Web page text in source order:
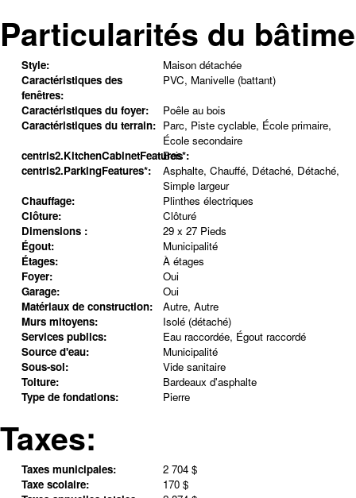
Particularités du
Style:
Maison détachée
Caractéristiques des
fenêtres:
PVC, Manivelle (battant)
Caractéristiques du foyer:
Poêle au bois
Caractéristiques du terrain: Parc, Piste cyclable, École primaire,
École secondaire
centris2.KitchenCabinetFeatures*:
Bois
centris2.ParkingFeatures*:
Asphalte, Chauffé, Détaché, Détaché,
Simple largeur
Chauffage:
Plinthes électriques
Clôture:
Clôturé
Dimensions :
29 x 27 Pieds
Égout:
Municipalité
Étages:
À étages
Foyer:
Oui
Garage:
Oui
Matériaux de construction:
Autre, Autre
Murs mitoyens:
Isolé (détaché)
Services publics:
Eau raccordée, Égout raccordé
Source d'eau:
Municipalité
Sous-sol:
Vide sanitaire
Toiture:
Bardeaux d'asphalte
Type de fondations:
Pierre
Taxes:
Taxes municipales:
2 704 $
Taxe scolaire:
170 $